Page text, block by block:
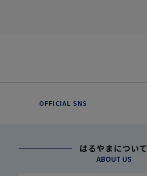
OFFICIAL SNS
はるやまについて
ABOUT US